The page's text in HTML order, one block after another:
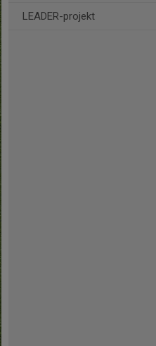
LEADER-projekt